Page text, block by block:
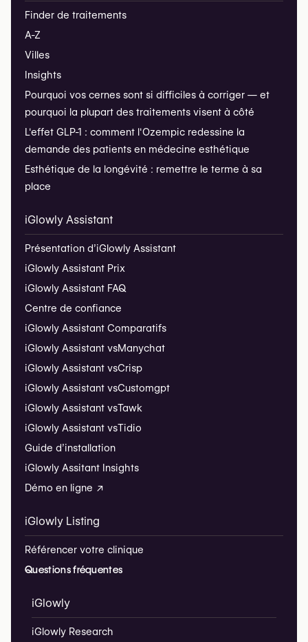
Finder de traitements
A-Z
Villes
Insights
Pourquoi vos cernes sont si difficiles à corriger — et
pourquoi la plupart des traitements visent à côté
L'effet GLP-1 : comment l'Ozempic redessine la
demande des patients en médecine esthétique
Esthétique de la longévité : remettre le terme à sa
place
iGlowly Assistant
Présentation d’iGlowly Assistant
iGlowly Assistant Prix
iGlowly Assistant FAQ
Centre de confiance
iGlowly Assistant Comparatifs
iGlowly Assistant vsManychat
iGlowly Assistant vsCrisp
iGlowly Assistant vsCustomgpt
iGlowly Assistant vsTawk
iGlowly Assistant vsTidio
Guide d’installation
iGlowly Assitant Insights
Démo en ligne ↗
iGlowly Listing
Référencer votre clinique
Questions fréquentes
iGlowly
iGlowly Research